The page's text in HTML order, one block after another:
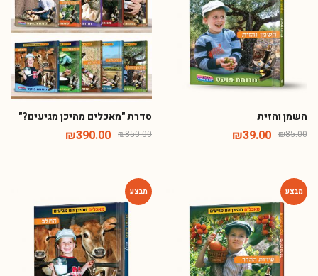
השמן והזית
₪85.00
₪39.00
סדרת "מאכלים מהיכן מגיעים?"
₪850.00
₪390.00